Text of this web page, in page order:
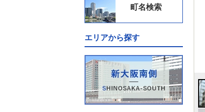
町名検索
エリアから探す